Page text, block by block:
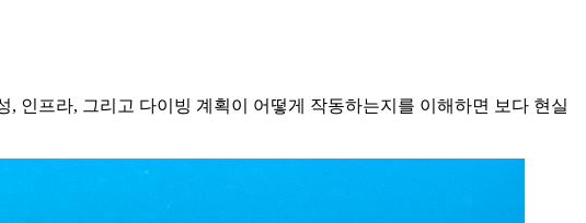
인프라, 그리고 다이빙 계획이 어떻게 작동하는지를 이해하면 보다 현실